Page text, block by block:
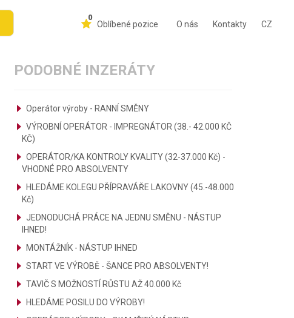
0
Oblíbené pozice O nás Kontakty CZ
PODOBNÉ INZERÁTY
Operátor výroby - RANNÍ SMĚNY
VÝROBNÍ OPERÁTOR - IMPREGNÁTOR (38.- 42.000 KČ
KČ)
OPERÁTOR/KA KONTROLY KVALITY (32-37.000 Kč) -
VHODNÉ PRO ABSOLVENTY
HLEDÁME KOLEGU PŘÍPRAVÁŘE LAKOVNY (45.-48.000
Kč)
JEDNODUCHÁ PRÁCE NA JEDNU SMĚNU - NÁSTUP
IHNED!
MONTÁŽNÍK - NÁSTUP IHNED
START VE VÝROBĚ - ŠANCE PRO ABSOLVENTY!
TAVIČ S MOŽNOSTÍ RŮSTU AŽ 40.000 Kč
HLEDÁME POSILU DO VÝROBY!